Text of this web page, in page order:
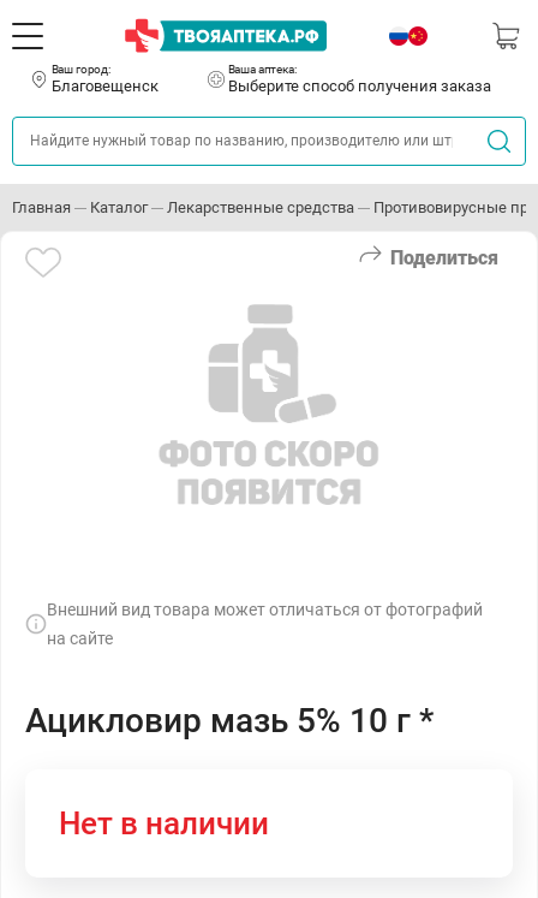
Ваш город:
Благовещенск
Ваша аптека:
Выберите способ получения заказа
Главная Каталог Лекарственные средства Противовирусные
Поделиться
Внешний вид товара может отличаться от фотографий
на сайте
Ацикловир мазь 5% 10 г *
Нет в наличии